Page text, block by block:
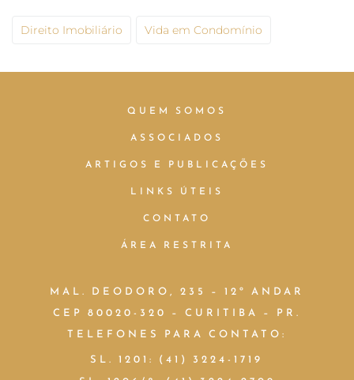
Direito Imobiliário Vida em Condomínio
QUEM SOMOS
ASSOCIADOS
ARTIGOS E PUBLICAÇÕES
LINKS ÚTEIS
CONTATO
ÁREA RESTRITA
MAL. DEODORO, 235 – 12º ANDAR
CEP 80020-320 – CURITIBA – PR.
TELEFONES PARA CONTATO:
SL. 1201: (41) 3224-1719